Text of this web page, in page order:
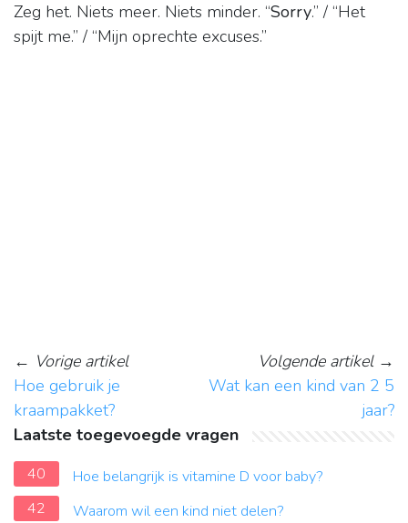
Zeg het. Niets meer. Niets minder. “Sorry.” / “Het
spijt me.” / “Mijn oprechte excuses.”
← Vorige artikel
Hoe gebruik je
kraampakket?
Volgende artikel→
Wat kan een kind van 2 5
jaar?
Laatste toegevoegde vragen
40
Hoe belangrijk is vitamine D voor baby?
42
Waarom wil een kind niet delen?